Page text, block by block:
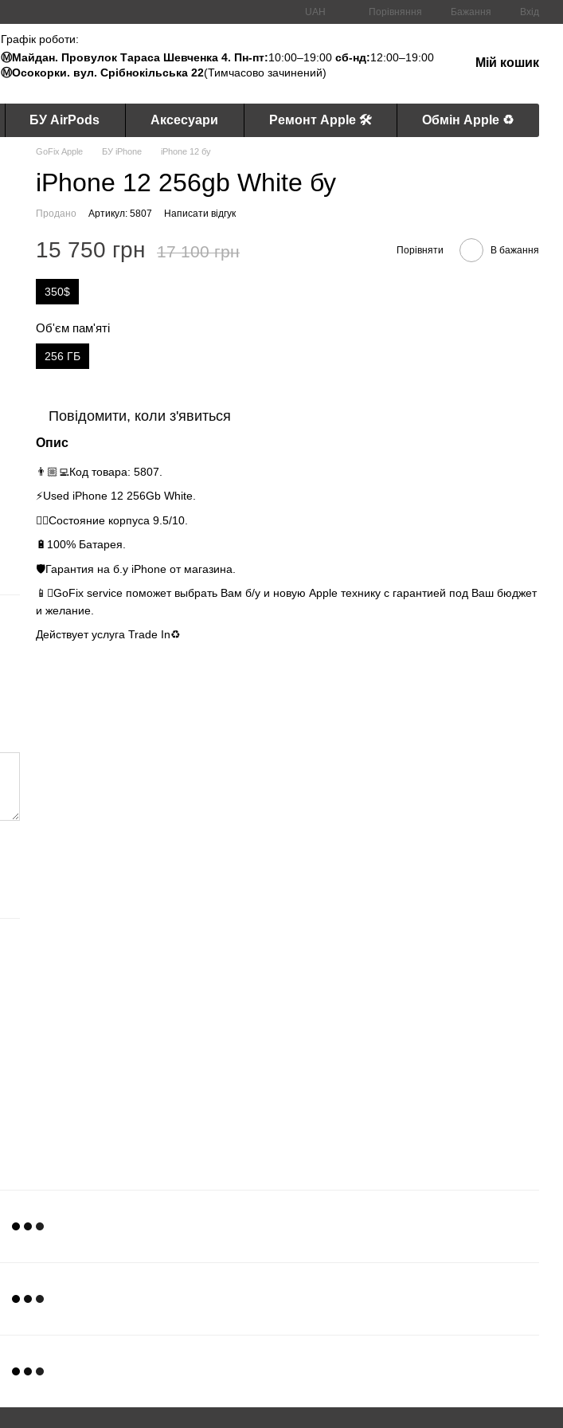
UAH Порівняння Бажання Вхід
Графік роботи:
Ⓜ️Майдан. Провулок Тараса Шевченка 4. Пн-пт:10:00–19:00сб-нд:12:00–19:00
Ⓜ️Осокорки. вул. Срібнокільська 22(Тимчасово зачинений)
Мій кошик
БУ AirPods Аксесуари Ремонт Apple 🛠 Обмін Apple ♻️
GoFix Apple БУ iPhone iPhone 12 бу
iPhone 12 256gb White бу
Продано Артикул: 5807 Написати відгук
15 750 грн 17 100 грн Порівняти В бажання
350$
Об'єм пам'яті
256 ГБ
Повідомити, коли з'явиться
Опис
👨🏼‍💻Код товара: 5807.
⚡️Used iPhone 12 256Gb White.
👌🏻Состояние корпуса 9.5/10.
🔋100% Батарея.
🛡Гарантия на б.у iPhone от магазина.
📱GoFix service поможет выбрать Вам б/у и новую Apple технику с гарантией под Ваш бюджет
и желание.
Действует услуга Trade In♻️